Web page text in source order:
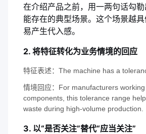
在介绍产品之前，用一两句话勾
能存在的典型场景。这个场景越
易产生代入感。
2. 将特征转化为业务情境的回应
特征表述：The machine has a
情境回应：For manufacturers
components, this tolerance range
waste during high-volume production.
3. 以“是否关注”替代“应当关注”